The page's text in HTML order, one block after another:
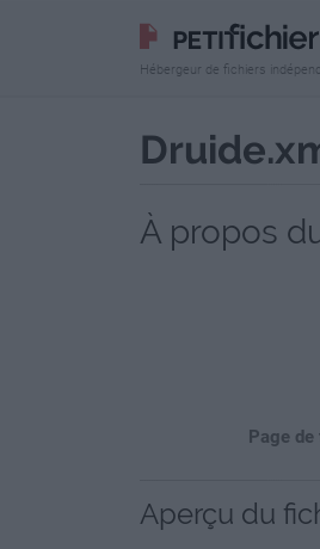
Hébergeur de fichiers
À propos
Page
Aperçu du